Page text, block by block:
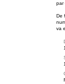
par
De
va